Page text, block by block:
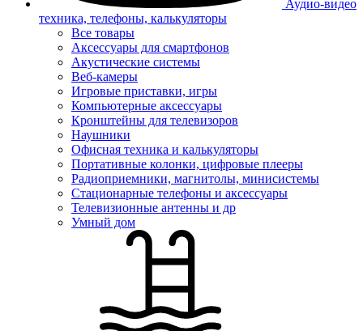
Аудио-видео
техника, телефоны, калькуляторы
Все товары
Аксессуары для смартфонов
Акустические системы
Веб-камеры
Игровые приставки, игры
Компьютерные аксессуары
Кронштейны для телевизоров
Наушники
Офисная техника и калькуляторы
Портативные колонки, цифровые плееры
Радиоприемники, магнитолы, минисистемы
Стационарные телефоны и аксессуары
Телевизионные антенны и др
Умный дом